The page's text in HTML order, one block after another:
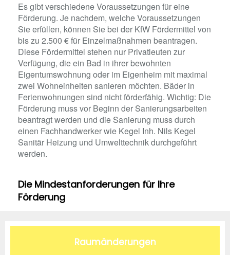
Es gibt verschiedene Voraussetzungen für eine
Förderung. Je nachdem, welche Voraussetzungen
Sie erfüllen, können Sie bei der KfW Fördermittel von
bis zu 2.500 € für Einzelmaßnahmen beantragen.
Diese Fördermittel stehen nur Privatleuten zur
Verfügung, die ein Bad in ihrer bewohnten
Eigentumswohnung oder im Eigenheim mit maximal
zwei Wohneinheiten sanieren möchten. Bäder in
Ferienwohnungen sind nicht förderfähig. Wichtig: Die
Förderung muss vor Beginn der Sanierungsarbeiten
beantragt werden und die Sanierung muss durch
einen Fachhandwerker wie Kegel Inh. Nils Kegel
Sanitär Heizung und Umwelttechnik durchgeführt
werden.
Die Mindestanforderungen für Ihre
Förderung
Raumänderungen